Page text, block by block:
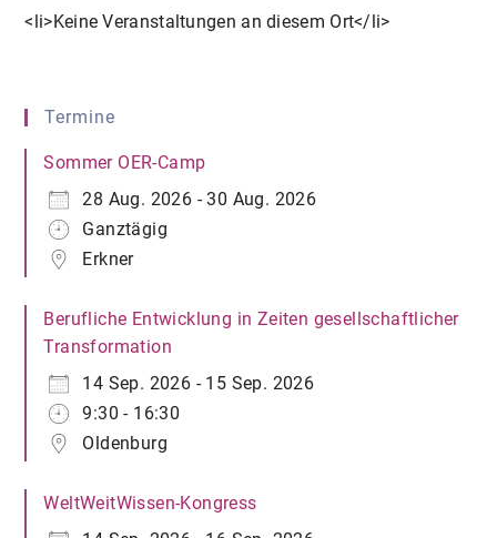
<li>Keine Veranstaltungen an diesem Ort</li>
Termine
Sommer OER-Camp
28 Aug. 2026 - 30 Aug. 2026
Ganztägig
Erkner
Berufliche Entwicklung in Zeiten gesellschaftlicher
Transformation
14 Sep. 2026 - 15 Sep. 2026
9:30 - 16:30
Oldenburg
WeltWeitWissen-Kongress